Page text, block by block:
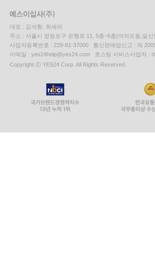
대표 : 김석환, 최세라
주소 : 서울시 영등포구 은행로 11, 5층~6층(여의도동,일신
사업자등록번호 : 229-81-37000 통신판매업신고 : 제
이메일 : yes24help@yes24.com 호스팅 서비스사업자 :
Copyright ⓒ YES24 Corp. All Rights Reserved.